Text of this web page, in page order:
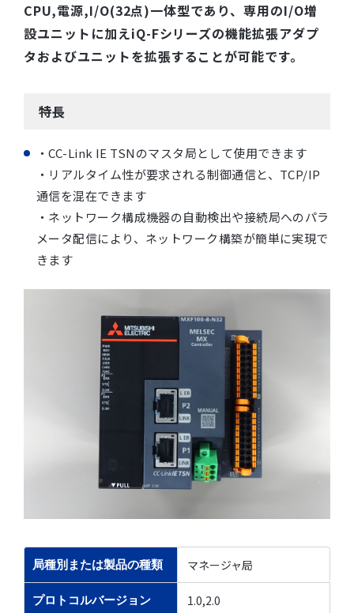
CPU,電源,I/O(32点)一体型であり、専用のI/O増
設ユニットに加えiQ-Fシリーズの機能拡張アダプ
タおよびユニットを拡張することが可能です。
特長
・CC-Link IE TSNのマスタ局として使用できます
・リアルタイム性が要求される制御通信と、TCP/IP
通信を混在できます
・ネットワーク構成機器の自動検出や接続局へのパラ
メータ配信により、ネットワーク構築が簡単に実現で
きます
局種別または製品の種類 マネージャ局
プロトコルバージョン 1.0,2.0